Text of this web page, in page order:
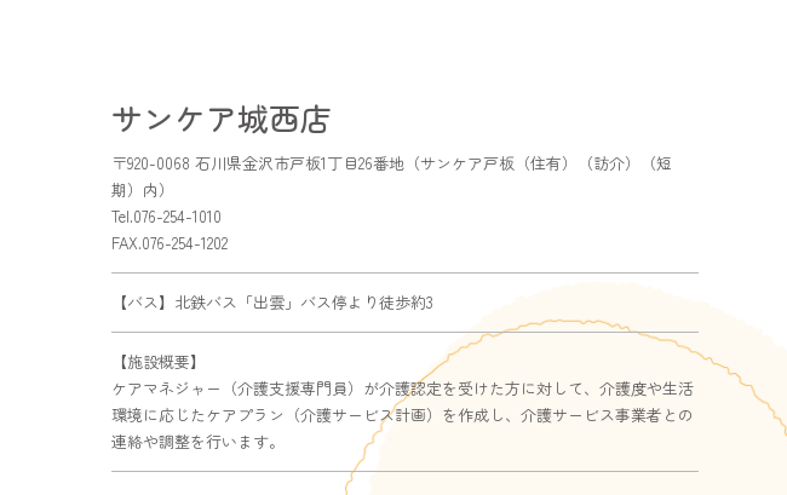
サンケア城西店
〒920-0068 石川県金沢市戸板1丁目26番地（サンケア戸板（住有）（訪介）（短
期）内）
Tel.076-254-1010
FAX.076-254-1202
【バス】北鉄バス「出雲」バス停より徒歩約3
【施設概要】
ケアマネジャー（介護支援専門員）が介護認定を受けた方に対して、介護度や生活
環境に応じたケアプラン（介護サービス計画）を作成し、介護サービス事業者との
連絡や調整を行います。